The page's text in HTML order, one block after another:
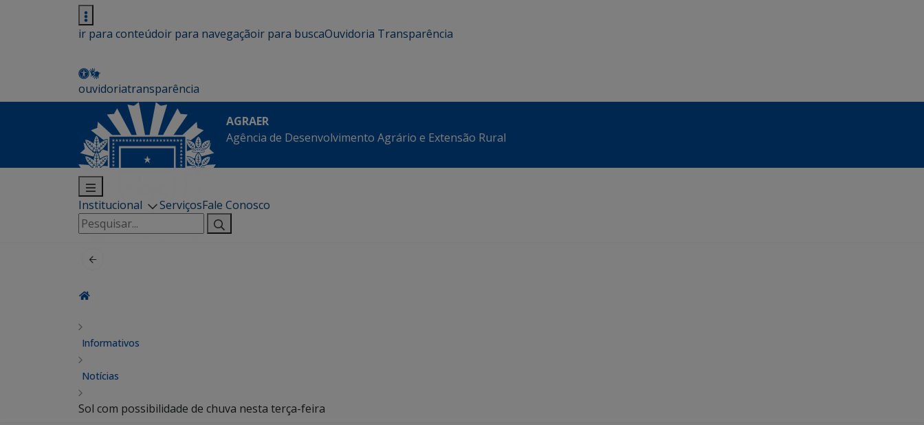
ir para conteúdoir para navegaçãoir para buscaOuvidoria Transparência
ouvidoriatransparência
AGRAER
Agência de Desenvolvimento Agrário e Extensão Rural
Institucional ServiçosFale Conosco
Pesquisar
por:
Informativos
Notícias
Sol com possibilidade de chuva nesta terça-feira